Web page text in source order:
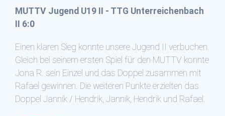
MUTTV Jugend U19 II - TTG Unterreichenbach
II 6:0
Einen klaren Sieg konnte unsere Jugend II verbuchen.
Gleich bei seinem ersten Spiel für den MUTTV konnte
Jona R. sein Einzel und das Doppel zusammen mit
Rafael gewinnen. Die weiteren Punkte erzielten das
Doppel Jannik / Hendrik, Jannik, Hendrik und Rafael.